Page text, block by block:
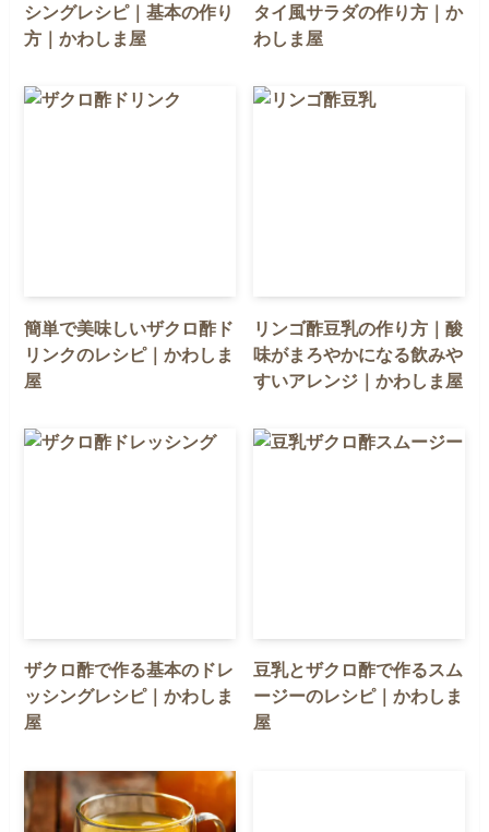
シングレシピ｜基本の作り
方｜かわしま屋
タイ風サラダの作り方｜か
わしま屋
簡単で美味しいザクロ酢ド
リンクのレシピ｜かわしま
屋
リンゴ酢豆乳の作り方｜酸
味がまろやかになる飲みや
すいアレンジ｜かわしま屋
ザクロ酢で作る基本のドレ
ッシングレシピ｜かわしま
屋
豆乳とザクロ酢で作るスム
ージーのレシピ｜かわしま
屋